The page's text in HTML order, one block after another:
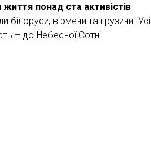
понад ста активістів
вірмени та грузини. Усі
– до Небесної Сотні.